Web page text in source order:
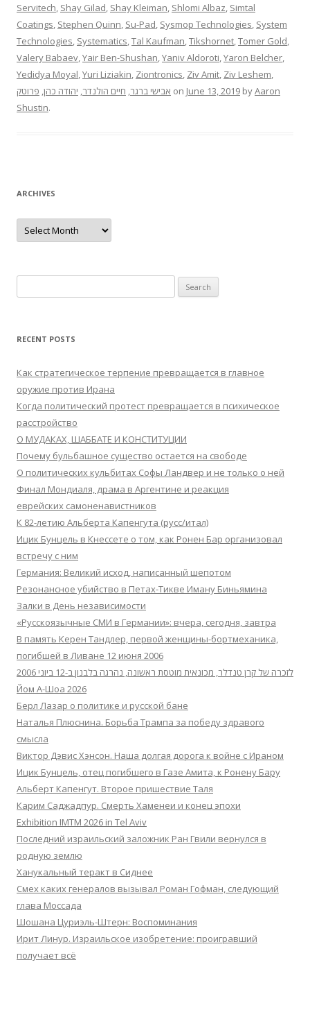
Servitech, Shay Gilad, Shay Kleiman, Shlomi Albaz, Simtal
Coatings, Stephen Quinn, Su-Pad, Sysmop Technologies, System
Technologies, Systematics,Tal Kaufman,Tikshornet,Tomer Gold,
Valery Babaev,Yair Ben-Shushan,Yaniv Aldoroti,Yaron Belcher,
Yedidya Moyal,Yuri Liziakin, Ziontronics, Ziv Amit, Ziv Leshem,
אבישי ברגר, חיים הולנדר, יהודה כהן, פרוטק on June 13, 2019 byAaron
Shustin.
ARCHIVES
Archives
for:
RECENT POSTS
Как стратегическое терпение превращается в главное
оружие против Ирана
Когда политический протест превращается в психическое
расстройство
О МУДАКАХ, ШАББАТЕ И КОНСТИТУЦИИ
Почему бульбашное существо остается на свободе
О политических кульбитах Софы Ландвер и не только о ней
Финал Мондиаля, драма в Аргентине и реакция
еврейских самоненавистников
К 82-летию Альберта Капенгута (русс/итал)
Ицик Бунцель в Кнессете о том, как Ронен Бар организовал
встречу с ним
Германия: Великий исход, написанный шепотом
Резонансное убийство в Петах-Тикве Иману Биньямина
Залки в День независимости
«Русскоязычные СМИ в Германии»: вчера, сегодня, завтра
В память Керен Тандлер, первой женщины-бортмеханика,
погибшей в Ливане 12 июня 2006
לזכרה של קרן טנדלר, מכונאית מוטסת ראשונה, נהרגה בלבנון ב-12 ביוני 2006
Йом А-Шоа 2026
Берл Лазар о политике и русской бане
Наталья Плюснина. Борьба Трампа за победу здравого
смысла
Виктор Дэвис Хэнсон. Наша долгая дорога к войне с Ираном
Ицик Бунцель, отец погибшего в Газе Амита, к Ронену Бару
Альберт Капенгут. Второе пришествие Таля
Карим Саджадпур. Смерть Хаменеи и конец эпохи
Exhibition IMTM 2026 in Tel Aviv
Последний израильский заложник Ран Гвили вернулся в
родную землю
Ханукальный теракт в Сиднее
Смех каких генералов вызывал Роман Гофман, следующий
глава Моссада
Шошана Цуриэль-Штерн: Воспоминания
Ирит Линур. Израильское изобретение: проигравший
получает всё